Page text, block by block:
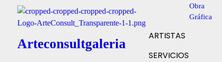
Arteconsultgaleria
Obra
Gráfica
ARTISTAS
SERVICIOS